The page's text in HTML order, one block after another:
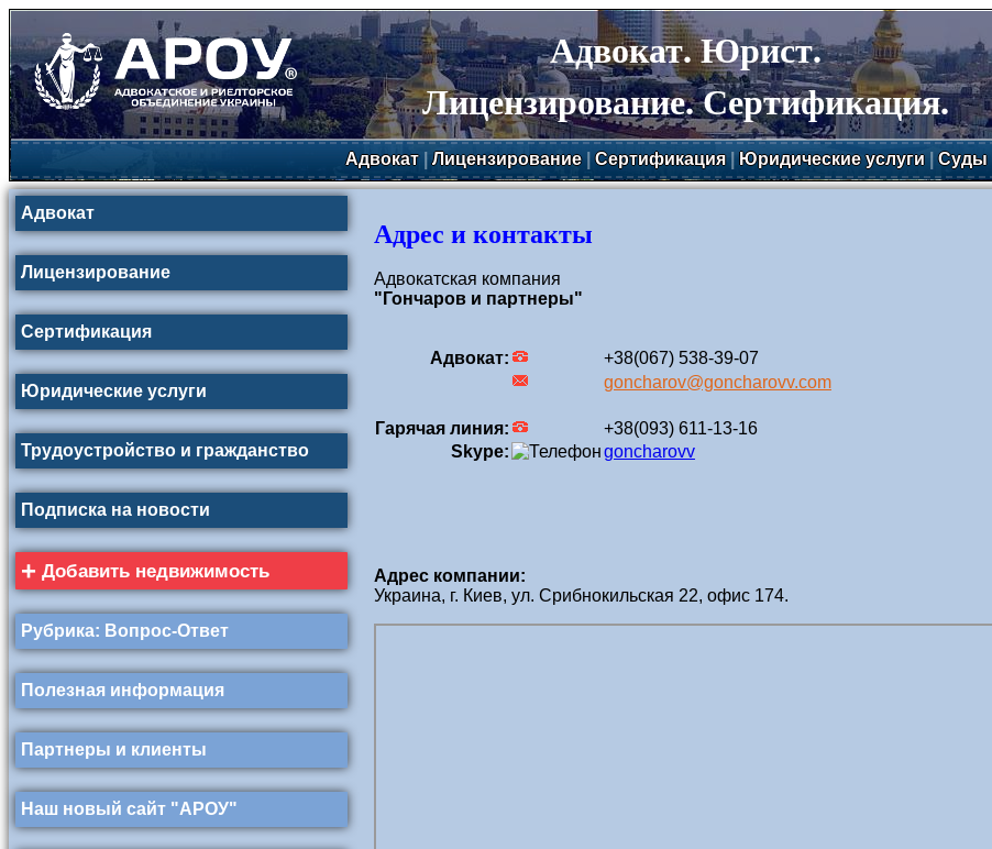
Адвокат. Юрист.
Лицензирование. Сертификация.
Адвокат|Лицензирование|Сертификация| Юридические услуги|Суды|
Адвокат
Лицензирование
Сертификация
Юридические услуги
Трудоустройство и гражданство
Подписка на новости
+ Добавить недвижимость
Рубрика: Вопрос-Ответ
Полезная информация
Партнеры и клиенты
Наш новый сайт "АРОУ"
Адрес и контакты
Адвокатская компания
"Гончаров и партнеры"
Адвокат:
+38(067) 538-39-07
goncharov@goncharovv.com
Гарячая линия:
+38(093) 611-13-16
Skype:
goncharovv
Адрес компании:
Украина, г. Киев, ул. Срибнокильская 22, офис 174.